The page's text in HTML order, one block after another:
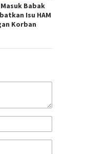
Babak
Isu HAM
Korban